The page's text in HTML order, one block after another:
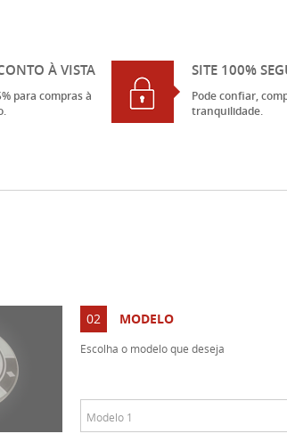
À VISTA
para compras à
SITE 100%
Pode confiar,
tranquilidade.
02 MODELO
Escolha o modelo que deseja